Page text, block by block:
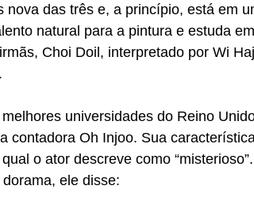
nova das três e, a princípio, está em
natural para a pintura e estuda
Choi Doil, interpretado por Wi
universidades do Reino
contadora Oh Injoo. Sua
o ator descreve como
ele disse: